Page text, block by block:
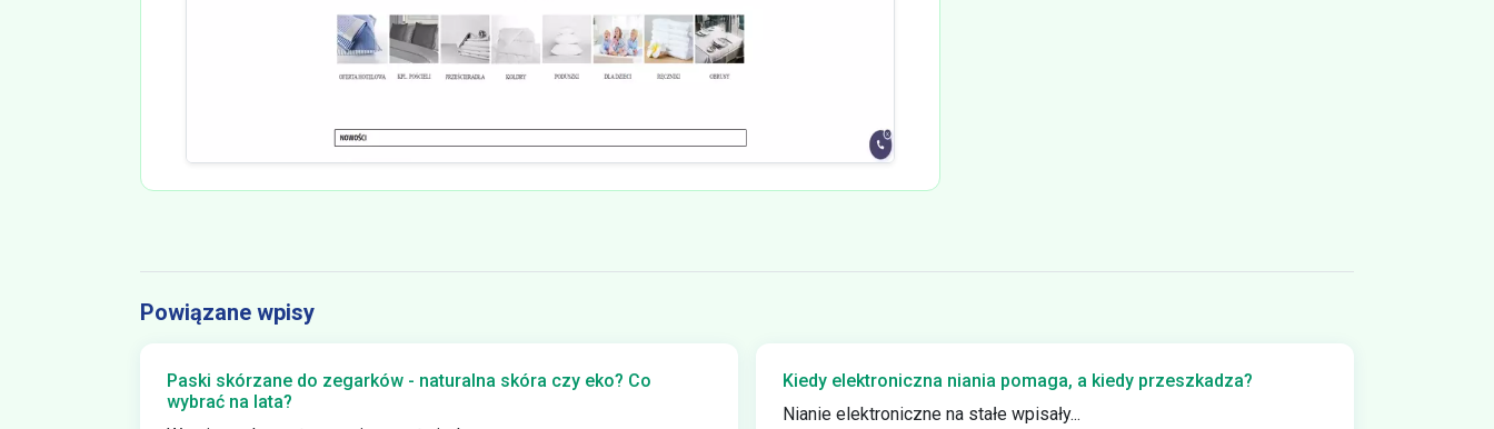
Powiązane wpisy
Paski skórzane do zegarków - naturalna skóra czy eko? Co
wybrać na lata?
Kiedy elektroniczna niania pomaga, a kiedy przeszkadza?
Nianie elektroniczne na stałe wpisały...